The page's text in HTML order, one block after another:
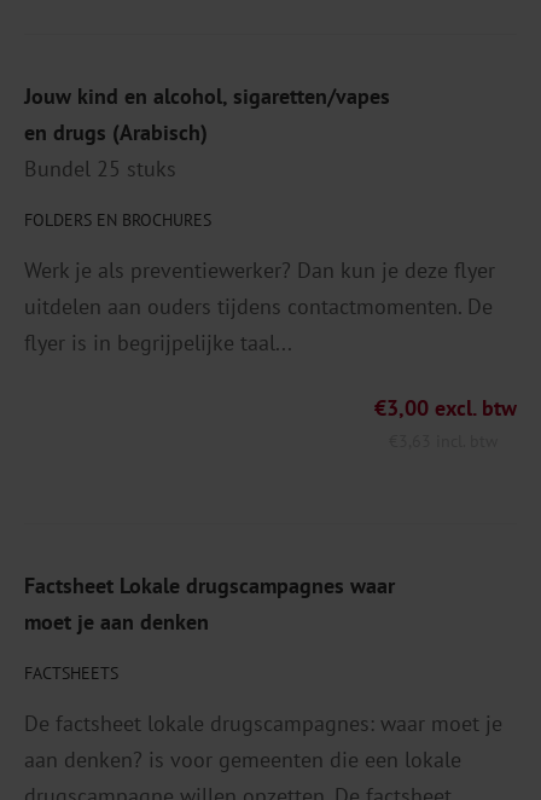
Jouw kind en alcohol, sigaretten/vapes
en drugs (Arabisch)
Bundel 25 stuks
FOLDERS EN BROCHURES
Werk je als preventiewerker? Dan kun je deze flyer
uitdelen aan ouders tijdens contactmomenten. De
flyer is in begrijpelijke taal...
€3,00 excl. btw
Factsheet Lokale drugscampagnes waar
moet je aan denken
FACTSHEETS
De factsheet lokale drugscampagnes: waar moet je
aan denken? is voor gemeenten die een lokale